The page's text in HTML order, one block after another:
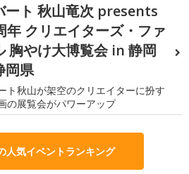
ート 秋山竜次 presents
年 クリエイターズ・ファ
胸やけ大博覧会 in 静岡
岡県
ト秋山が架空のクリエイターに扮す
の展覧会がパワーアップ
人気イベントランキング